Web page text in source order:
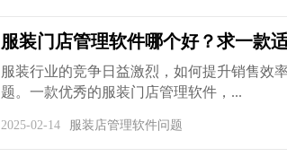
服装门店管理软件哪个好？求一款
服装行业的竞争日益激烈，如何提升销售效
题。一款优秀的服装门店管理软件，...
2025-02-14 服装店管理软件问题